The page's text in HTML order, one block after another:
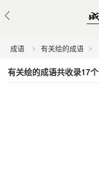
成语 有关绘的成语
有关绘的成语共收录17个